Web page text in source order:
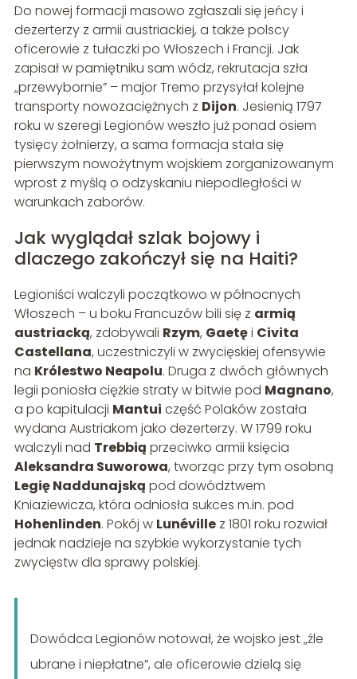
Do nowej formacji masowo zgłaszali się jeńcy i
dezerterzy z armii austriackiej, a także polscy
oficerowie z tułaczki po Włoszech i Francji. Jak
zapisał w pamiętniku sam wódz, rekrutacja szła
„przewybornie” – major Tremo przysyłał kolejne
transporty nowozaciężnych z Dijon. Jesienią 1797
roku w szeregi Legionów weszło już ponad osiem
tysięcy żołnierzy, a sama formacja stała się
pierwszym nowożytnym wojskiem zorganizowanym
wprost z myślą o odzyskaniu niepodległości w
warunkach zaborów.
Jak wyglądał szlak bojowy i
dlaczego zakończył się na Haiti?
Legioniści walczyli początkowo w północnych
Włoszech – u boku Francuzów bili się z armią
austriacką, zdobywali Rzym, Gaetęi Civita
Castellana, uczestniczyli w zwycięskiej ofensywie
na Królestwo Neapolu. Druga z dwóch głównych
legii poniosła ciężkie straty w bitwie pod Magnano,
a po kapitulacji Mantui część Polaków została
wydana Austriakom jako dezerterzy. W 1799 roku
walczyli nad Trebbią przeciwko armii księcia
Aleksandra Suworowa, tworząc przy tym osobną
Legię Naddunajską pod dowództwem
Kniaziewicza, która odniosła sukces m.in. pod
Hohenlinden. Pokój w Lunévillez 1801 roku rozwiał
jednak nadzieje na szybkie wykorzystanie tych
zwycięstw dla sprawy polskiej.
Dowódca Legionów notował, że wojsko jest „źle
ubrane i niepłatne”, ale oficerowie dzielą się